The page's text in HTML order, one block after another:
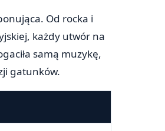
Od rocka i
każdy utwór na
samą muzykę,
gatunków.